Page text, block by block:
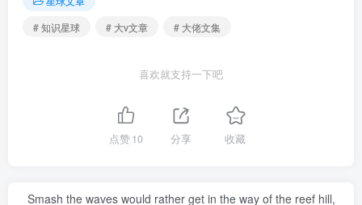
# 知识星球
# 大v文章 # 大佬文集
喜欢就支持一下吧
点赞10 分享 收藏
Smash the waves would rather get in the way of the reef hill,